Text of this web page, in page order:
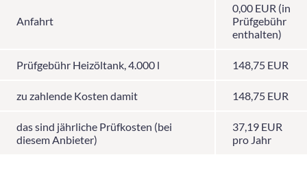
Anfahrt
0,00 EUR (in
Prüfgebühr
enthalten)
Prüfgebühr Heizöltank, 4.000 l 148,75 EUR
zu zahlende Kosten damit 148,75 EUR
das sind jährliche Prüfkosten (bei
diesem Anbieter)
37,19 EUR
pro Jahr